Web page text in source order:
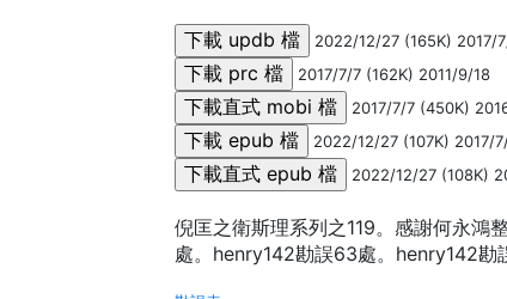
2022/12/27 (165K) 2017/
2017/7/7 (162K) 2011/9/18
2017/7/7 (450K)
2022/12/27 (107K) 2017/
2022/12/27 (108K)
倪匡之衛斯理系列之119。感謝何永鴻
處。henry142勘誤63處。henry142勘